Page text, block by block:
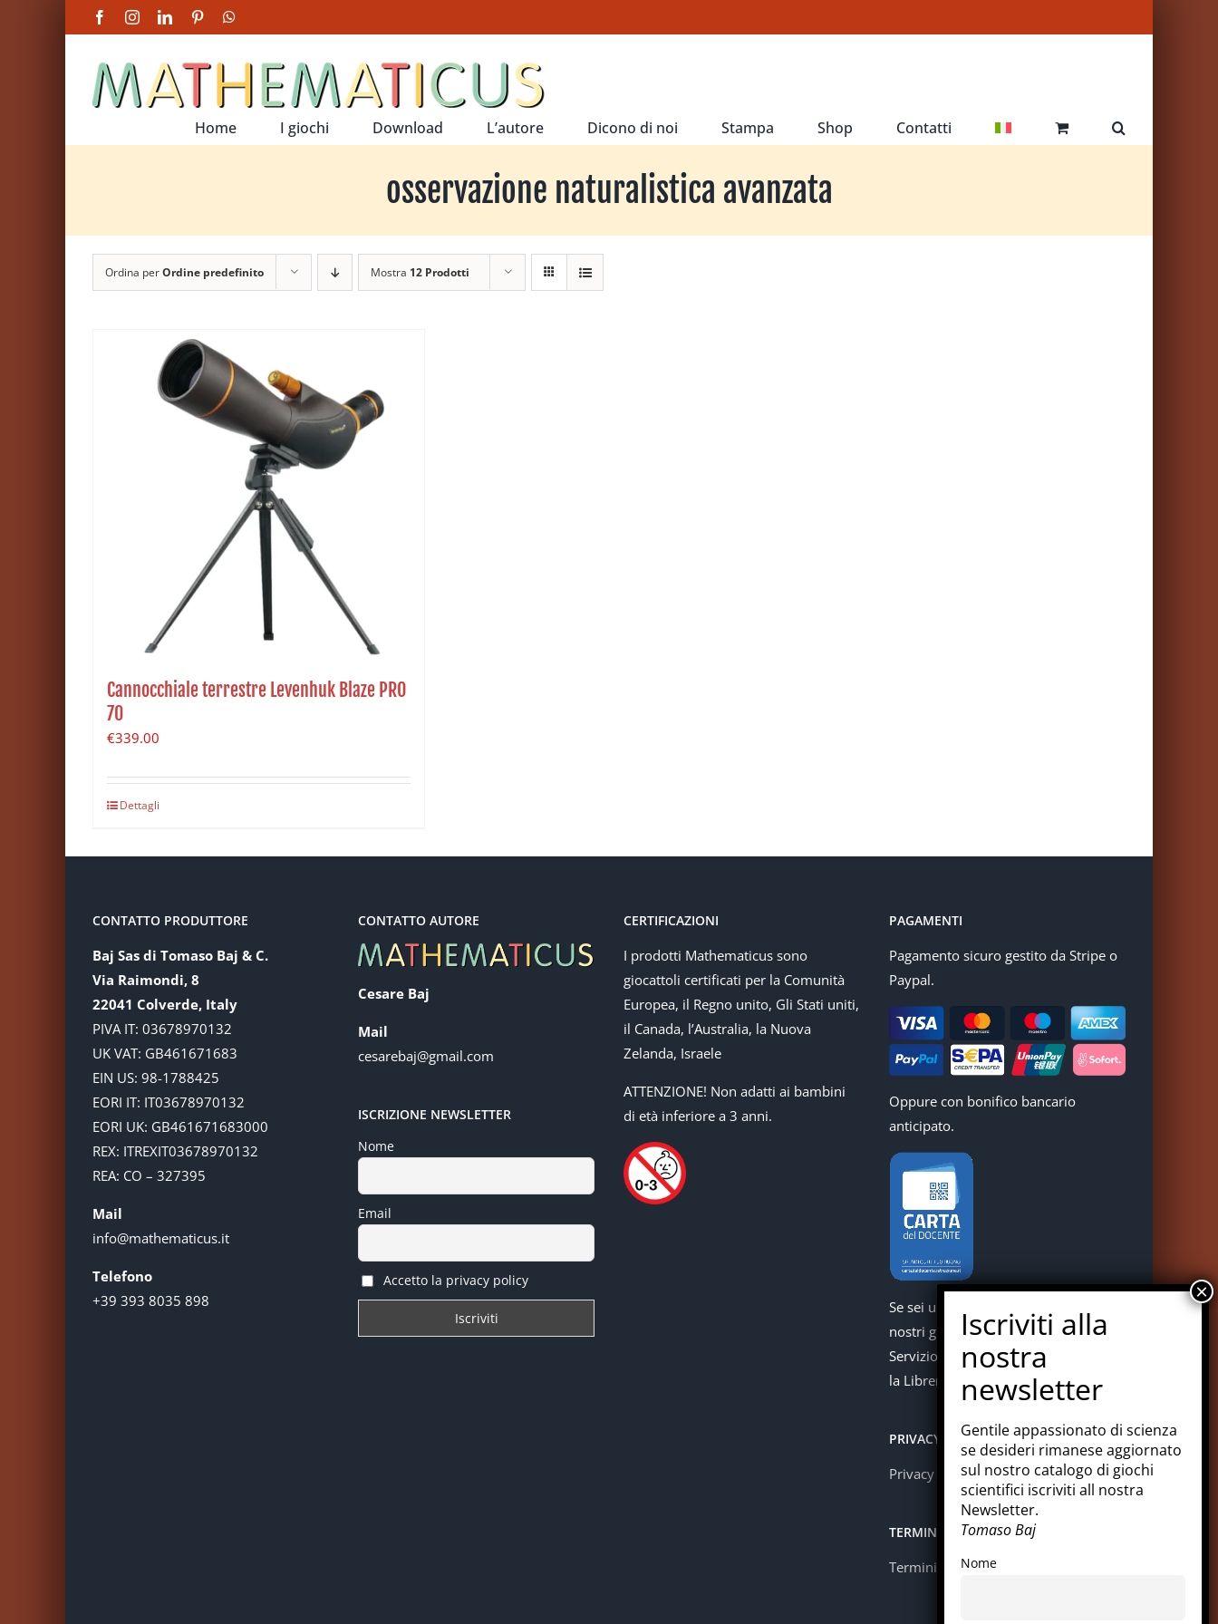
FacebookInstagramLinkedInPinterest
Home I giochi Download L’autore Dicono di noi Stampa Shop Contatti
osservazione naturalistica avanzata
Ordina perOrdine predefinito Mostra 12 Prodotti
Cannocchiale terrestre Levenhuk Blaze PRO
70
€339.00
Dettagli
CONTATTO PRODUTTORE
Baj Sas di Tomaso Baj & C.
Via Raimondi, 8
22041 Colverde, Italy
PIVA IT: 03678970132
UK VAT: GB461671683
EIN US: 98-1788425
EORI IT: IT03678970132
EORI UK: GB461671683000
REX: ITREXIT03678970132
REA: CO – 327395
Mail
info@mathematicus.it
Telefono
+39 393 8035 898
CONTATTO AUTORE
Cesare Baj
Mail
cesarebaj@gmail.com
ISCRIZIONE NEWSLETTER
Nome
Email
Accetto la privacy policy
CERTIFICAZIONI
I prodotti Mathematicus sono
giocattoli certificati per la Comunità
Europea, il Regno unito, Gli Stati uniti,
il Canada, l’Australia, la Nuova
Zelanda, Israele
ATTENZIONE! Non adatti ai bambini
di età inferiore a 3 anni.
PAGAMENTI
Pagamento sicuro gestito da Stripe o
Paypal.
Oppure con bonifico bancario
anticipato.
Se sei un docente puoi acquistare i
nostri giochi con la carta del docente.
Servizio offerto in collaborazione con
la Libreria Colosi di Messina.
PRIVACY
Privacy policy
TERMINI E CONDIZIONI
Termini e condizioni
Gentile appassionato di scienza
se desideri rimanese aggiornato
sul nostro catalogo di giochi
scientifici iscriviti all nostra
Newsletter.
Tomaso Baj
Nome